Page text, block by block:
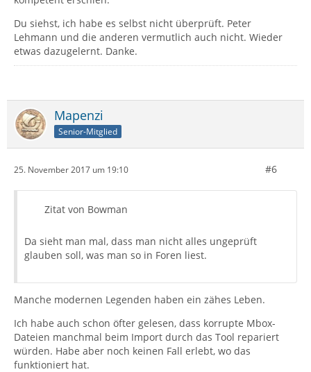
Du siehst, ich habe es selbst nicht überprüft. Peter
Lehmann und die anderen vermutlich auch nicht. Wieder
etwas dazugelernt. Danke.
Mapenzi
Senior-Mitglied
25. November 2017 um 19:10 #6
Zitat von Bowman
Da sieht man mal, dass man nicht alles ungeprüft
glauben soll, was man so in Foren liest.
Manche modernen Legenden haben ein zähes Leben.
Ich habe auch schon öfter gelesen, dass korrupte Mbox-
Dateien manchmal beim Import durch das Tool repariert
würden. Habe aber noch keinen Fall erlebt, wo das
funktioniert hat.